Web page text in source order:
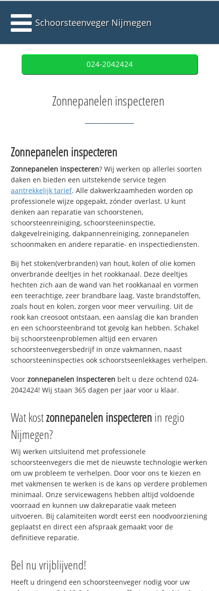
Schoorsteenveger Nijmegen
024-2042424
Zonnepanelen inspecteren
Zonnepanelen inspecteren
Zonnepanelen inspecteren? Wij werken op allerlei soorten
daken en bieden een uitstekende service tegen
aantrekkelijk tarief. Alle dakwerkzaamheden worden op
professionele wijze opgepakt, zónder overlast. U kunt
denken aan reparatie van schoorstenen,
schoorsteenreiniging, schoorsteeninspectie,
dakgevelreiniging, dakpannenreiniging, zonnepanelen
schoonmaken en andere reparatie- en inspectiediensten.
Bij het stoken(verbranden) van hout, kolen of olie komen
onverbrande deeltjes in het rookkanaal. Deze deeltjes
hechten zich aan de wand van het rookkanaal en vormen
een teerachtige, zeer brandbare laag. Vaste brandstoffen,
zoals hout en kolen, zorgen voor meer vervuiling. Uit de
rook kan creosoot ontstaan, een aanslag die kan branden
en een schoorsteenbrand tot gevolg kan hebben. Schakel
bij schoorsteenproblemen altijd een ervaren
schoorsteenvegersbedrijf in onze vakmannen, naast
schoorsteeninspecties ook schoorstseenlekkages verhelpen.
Voorzonnepanelen inspecteren belt u deze ochtend 024-
2042424! Wij staan 365 dagen per jaar voor u klaar.
Wat kostzonnepanelen inspecteren in regio
Nijmegen?
Wij werken uitsluitend met professionele
schoorsteenvegers die met de nieuwste technologie werken
om uw probleem te verhelpen. Door voor ons te kiezen en
met vakmensen te werken is de kans op verdere problemen
minimaal. Onze servicewagens hebben altijd voldoende
voorraad en kunnen uw dakreparatie vaak meteen
uitvoeren. Bij calamiteiten wordt eerst een noodvoorziening
geplaatst en direct een afspraak gemaakt voor de
definitieve reparatie.
Bel nu vrijblijvend!
Heeft u dringend een schoorsteenveger nodig voor uw